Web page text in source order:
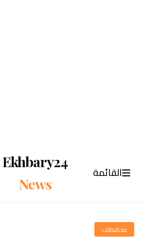
القائمة
Ekhbary24
News
محافظات